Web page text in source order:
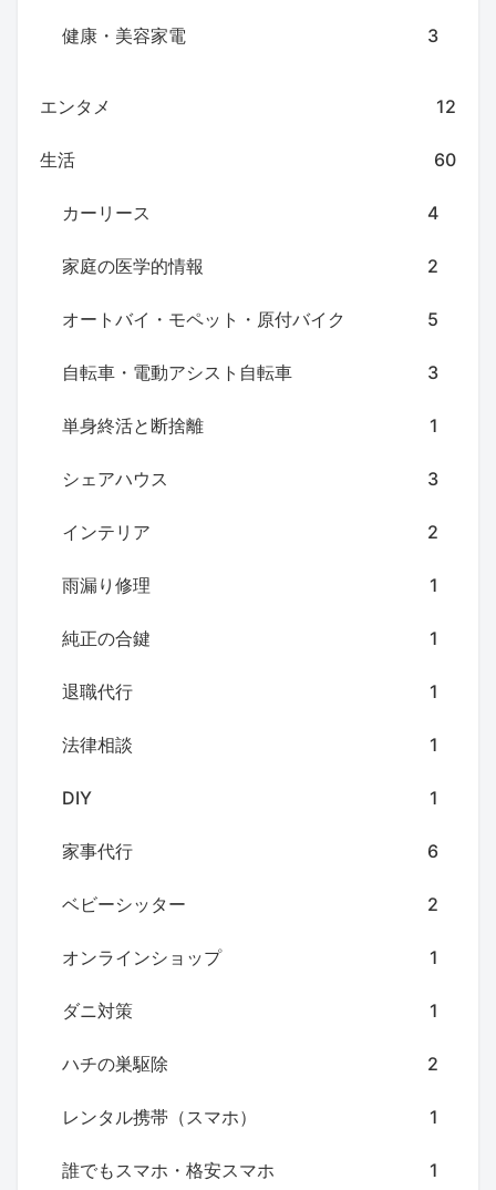
健康・美容家電 3
エンタメ 12
生活 60
カーリース 4
家庭の医学的情報 2
オートバイ・モペット・原付バイク 5
自転車・電動アシスト自転車 3
単身終活と断捨離 1
シェアハウス 3
インテリア 2
雨漏り修理 1
純正の合鍵 1
退職代行 1
法律相談 1
DIY 1
家事代行 6
ベビーシッター 2
オンラインショップ 1
ダニ対策 1
ハチの巣駆除 2
レンタル携帯（スマホ） 1
誰でもスマホ・格安スマホ 1